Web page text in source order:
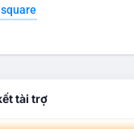
tài trợ